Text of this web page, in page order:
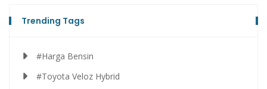
Trending Tags
#Harga Bensin
#Toyota Veloz Hybrid